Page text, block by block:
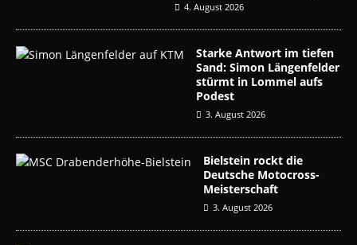
4. August 2026
Starke Antwort im tiefen
Sand: Simon Längenfelder
stürmt in Lommel aufs
Podest
3. August 2026
Bielstein rockt die
Deutsche Motocross-
Meisterschaft
3. August 2026